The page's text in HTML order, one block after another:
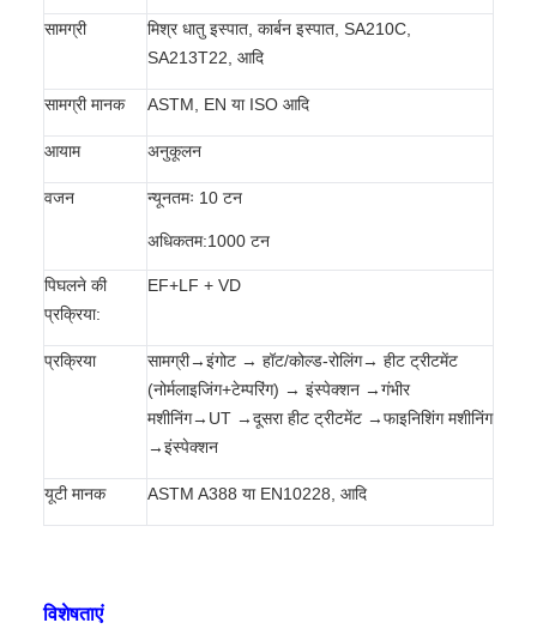
सामग्री
मिश्र धातु इस्पात, कार्बन इस्पात, SA210C,
SA213T22, आदि
सामग्री मानक ASTM, EN या ISO आदि
आयाम अनुकूलन
वजन न्यूनतमः 10 टन
अधिकतम:1000 टन
पिघलने की
प्रक्रिया:
EF+LF + VD
प्रक्रिया
सामग्री→इंगोट → हॉट/कोल्ड-रोलिंग→ हीट ट्रीटमेंट
(नोर्मलाइजिंग+टेम्परिंग) → इंस्पेक्शन →गंभीर
मशीनिंग→UT →दूसरा हीट ट्रीटमेंट →फाइनिशिंग मशीनिंग
→इंस्पेक्शन
यूटी मानक ASTM A388 या EN10228, आदि
विशेषताएं